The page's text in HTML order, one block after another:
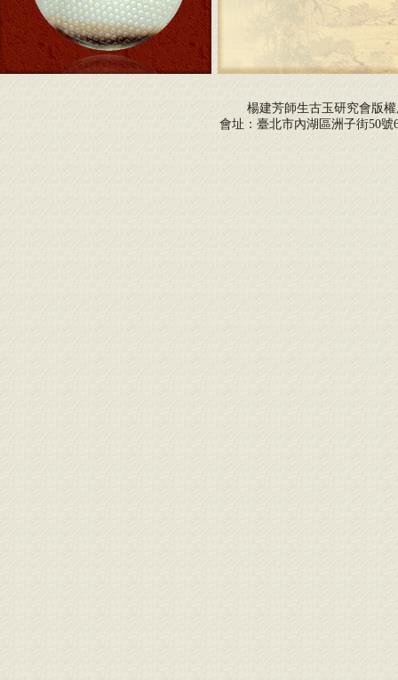
楊建芳師生古玉研究會版
會址：臺北市內湖區洲子街50號